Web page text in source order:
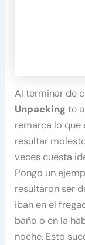
Al terminar de
Unpackingte
remarca lo que
resultar
veces cuesta
Pongo un
resultaron ser
iban en el
baño o en la
noche. Esto